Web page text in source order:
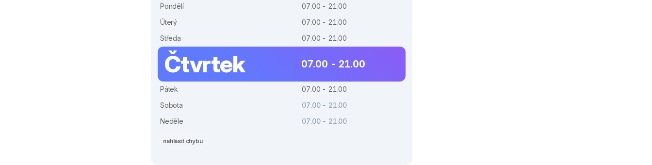
Pondělí
07.00 - 21.00
Úterý
07.00 - 21.00
Středa
07.00 - 21.00
Čtvrtek 07.00 - 21.00
Pátek
07.00 - 21.00
Sobota
07.00 - 21.00
Neděle
07.00 - 21.00
nahlásit chybu